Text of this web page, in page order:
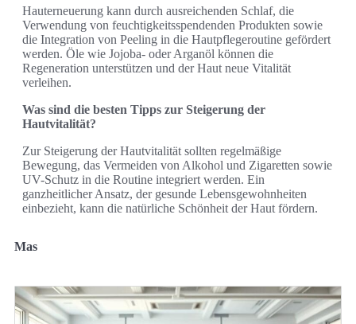
Hauterneuerung kann durch ausreichenden Schlaf, die
Verwendung von feuchtigkeitsspendenden Produkten sowie
die Integration von Peeling in die Hautpflegeroutine gefördert
werden. Öle wie Jojoba- oder Arganöl können die
Regeneration unterstützen und der Haut neue Vitalität
verleihen.
Was sind die besten Tipps zur Steigerung der
Hautvitalität?
Zur Steigerung der Hautvitalität sollten regelmäßige
Bewegung, das Vermeiden von Alkohol und Zigaretten sowie
UV-Schutz in die Routine integriert werden. Ein
ganzheitlicher Ansatz, der gesunde Lebensgewohnheiten
einbezieht, kann die natürliche Schönheit der Haut fördern.
Mas